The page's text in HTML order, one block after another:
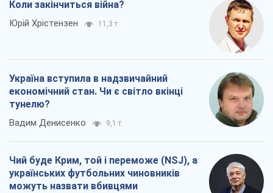
Коли закінчиться війна?
Юрій Хрістензен 11,3 т.
Україна вступила в надзвичайний
економічний стан. Чи є світло вкінці
тунелю?
Вадим Денисенко 9,1 т.
Чий буде Крим, той і переможе (NSJ), а
українських футбольних чиновників
можуть назвати вбивцями